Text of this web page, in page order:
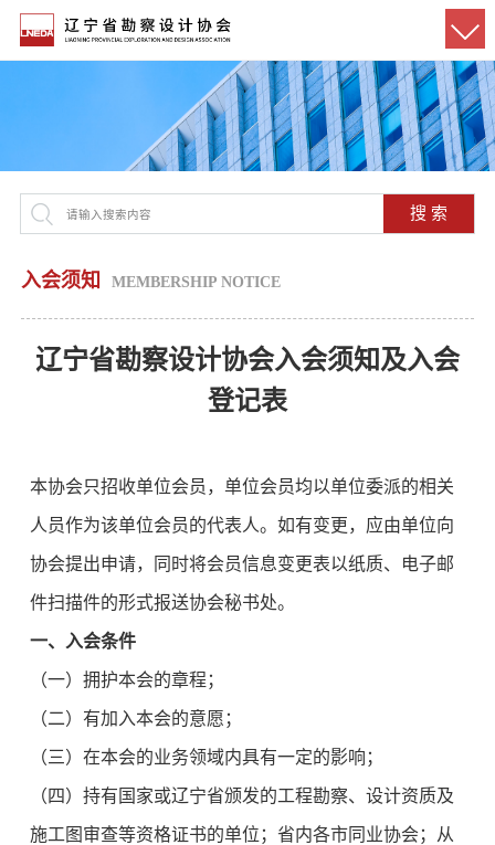
搜 索
入会须知 MEMBERSHIP NOTICE
辽宁省勘察设计协会入会须知及入会
登记表
本协会只招收单位会员，单位会员均以单位委派的相关
人员作为该单位会员的代表人。如有变更，应由单位向
协会提出申请，同时将会员信息变更表以纸质、电子邮
件扫描件的形式报送协会秘书处。
一、入会条件
（一）拥护本会的章程；
（二）有加入本会的意愿；
（三）在本会的业务领域内具有一定的影响；
（四）持有国家或辽宁省颁发的工程勘察、设计资质及
施工图审查等资格证书的单位；省内各市同业协会；从